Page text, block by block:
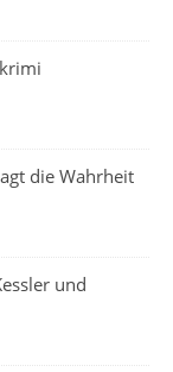
die Wahrheit
und